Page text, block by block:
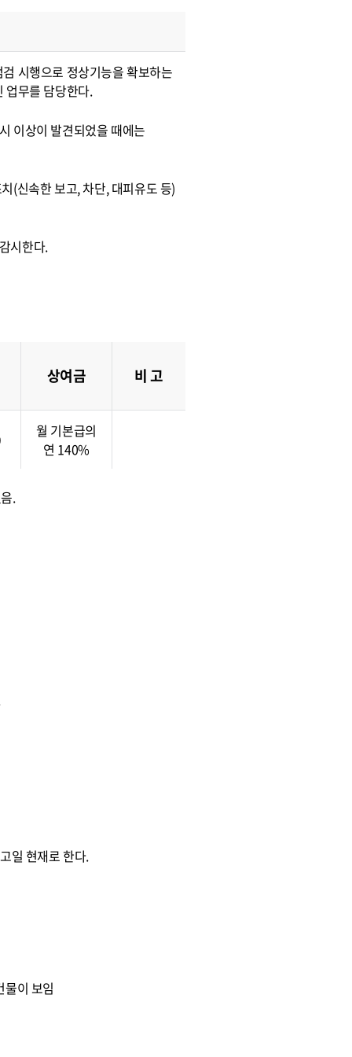
시행으로 정상기능을 확보하는
업무를 담당한다.
이상이 발견되었을 때에는
(신속한 보고, 차단, 대피유도 등)
시한다.
상여금 비 고
월 기본급의
연 140%
.
일 현재로 한다.
이 보임